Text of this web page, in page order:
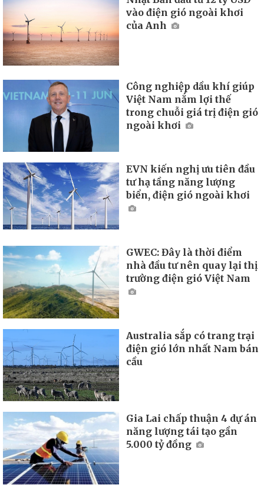
vào điện gió ngoài khơi
của Anh
Công nghiệp dầu khí giúp
Việt Nam nắm lợi thế
trong chuỗi giá trị điện gió
ngoài khơi
EVN kiến nghị ưu tiên đầu
tư hạ tầng năng lượng
biển, điện gió ngoài khơi
GWEC: Đây là thời điểm
nhà đầu tư nên quay lại thị
trường điện gió Việt Nam
Australia sắp có trang trại
điện gió lớn nhất Nam bán
cầu
Gia Lai chấp thuận 4 dự án
năng lượng tái tạo gần
5.000 tỷ đồng